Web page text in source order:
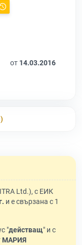
от 14.03.2016
Ltd.), с ЕИК
и е свързана с 1
"действащ" и с
МАРИЯ